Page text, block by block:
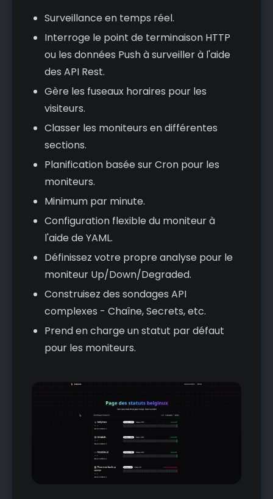
Surveillance en temps réel.
Interroge le point de terminaison HTTP
ou les données Push à surveiller à l'aide
des API Rest.
Gère les fuseaux horaires pour les
visiteurs.
Classer les moniteurs en différentes
sections.
Planification basée sur Cron pour les
moniteurs.
Minimum par minute.
Configuration flexible du moniteur à
l'aide de YAML.
Définissez votre propre analyse pour le
moniteur Up/Down/Degraded.
Construisez des sondages API
complexes - Chaîne, Secrets, etc.
Prend en charge un statut par défaut
pour les moniteurs.